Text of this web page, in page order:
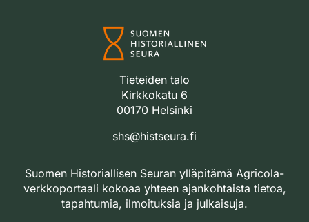
Tieteiden talo
Kirkkokatu 6
00170 Helsinki
shs@histseura.fi
Suomen Historiallisen Seuran ylläpitämä Agricola-
verkkoportaali kokoaa yhteen ajankohtaista tietoa,
tapahtumia, ilmoituksia ja julkaisuja.